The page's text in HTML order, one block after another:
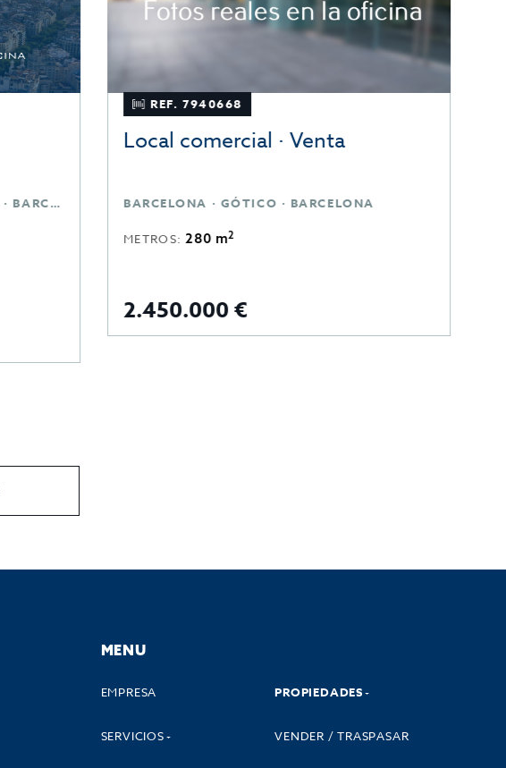
BARCELONA · EIXAMPLE IZQUIERDO · BARCELONA
REF. 7940668
Local comercial · Venta
BARCELONA · GÓTICO · BARCELONA
METROS: 280 m2
2.450.000 €
MENU
EMPRESA PROPIEDADES
SERVICIOS VENDER / TRASPASAR